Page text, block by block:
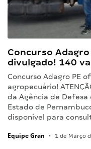
Concurso
divulgado! 140
Concurso Adagro PE
agropecuário!
da Agência de Defesa
Estado de
disponível para
Equipe Gran • 1 de Março